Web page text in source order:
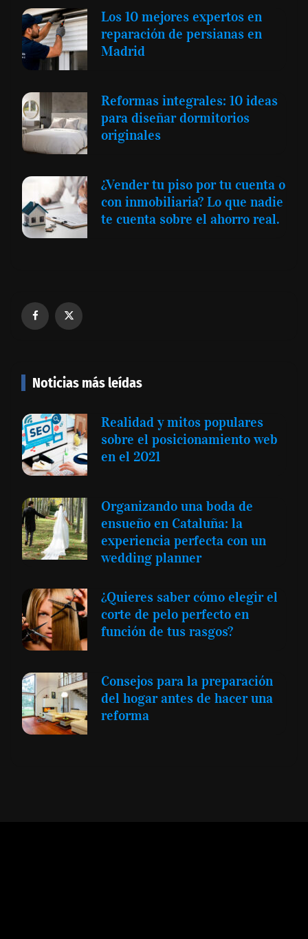
Los 10 mejores expertos en
reparación de persianas en
Madrid
Reformas integrales: 10 ideas
para diseñar dormitorios
originales
¿Vender tu piso por tu cuenta o
con inmobiliaria? Lo que nadie
te cuenta sobre el ahorro real.
Noticias más leídas
Realidad y mitos populares
sobre el posicionamiento web
en el 2021
Organizando una boda de
ensueño en Cataluña: la
experiencia perfecta con un
wedding planner
¿Quieres saber cómo elegir el
corte de pelo perfecto en
función de tus rasgos?
Consejos para la preparación
del hogar antes de hacer una
reforma